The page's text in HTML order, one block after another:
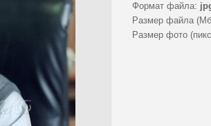
Формат файла:
Размер файла
Размер фото